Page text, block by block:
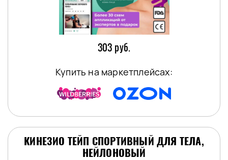
303 руб.
Купить на маркетплейсах:
КИНЕЗИО ТЕЙП СПОРТИВНЫЙ ДЛЯ ТЕЛА,
НЕЙЛОНОВЫЙ